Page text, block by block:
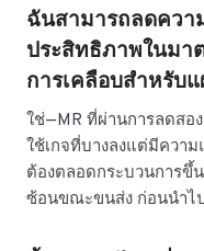
ฉันสามารถลดควา
ประสิทธิภาพในมา
การเคลือบสำหรับ
ใช่—MR ที่ผ่านการลดสอ
ใช้เกจที่บางลงแต่มีควา
ต้องตลอดกระบวนการขึ้
ซ้อนขณะขนส่ง ก่อนนำไ